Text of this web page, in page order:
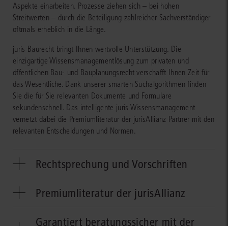
Aspekte einarbeiten. Prozesse ziehen sich – bei hohen
Streitwerten – durch die Beteiligung zahlreicher Sachverständiger
oftmals erheblich in die Länge.
juris Baurecht bringt Ihnen wertvolle Unterstützung. Die
einzigartige Wissensmanagementlösung zum privaten und
öffentlichen Bau- und Bauplanungsrecht verschafft Ihnen Zeit für
das Wesentliche. Dank unserer smarten Suchalgorithmen finden
Sie die für Sie relevanten Dokumente und Formulare
sekundenschnell. Das intelligente juris Wissensmanagement
vernetzt dabei die Premiumliteratur der jurisAllianz Partner mit den
relevanten Entscheidungen und Normen.
Rechtsprechung und Vorschriften
BVerwG, des BGH und aller weiteren Instanzen. Die Verlinkung der
verschiedenen planungsrechtlichen Vorschriften direkt sichtbar.
Premiumliteratur der jurisAllianz
Garantiert beratungssicher mit der